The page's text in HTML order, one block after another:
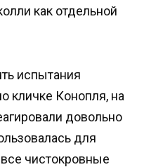
как отдельной
испытания
кличке Конопля, на
довольно
для
чистокровные